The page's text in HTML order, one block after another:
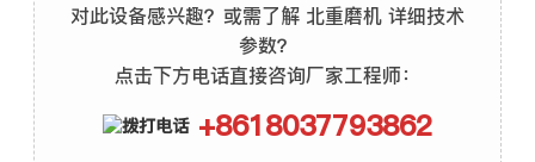
对此设备感兴趣？或需了解 北重磨机 详细技术
参数？
点击下方电话直接咨询厂家工程师：
+8618037793862